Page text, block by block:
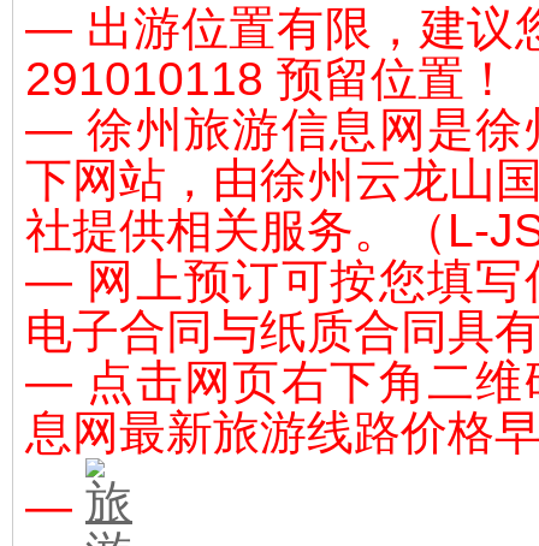
— 出游位置有限，建议
291010118 预留位置！
— 徐州旅游信息网是徐
下网站，由徐州云龙山
社提供相关服务。（L-
— 网上预订可按您填写
电子合同与纸质合同具
— 点击网页右下角二维
息网最新旅游线路价格
—